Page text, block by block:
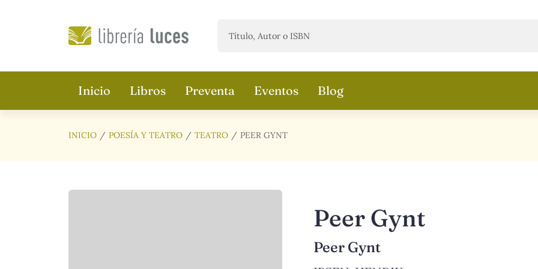
Inicio Libros Preventa Eventos Blog
INICIO POESÍA Y TEATRO TEATRO PEER GYNT
Peer Gynt
Peer Gynt